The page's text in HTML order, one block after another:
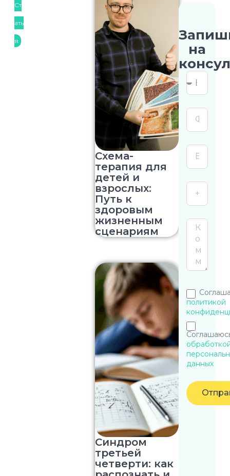
Ст
ать
я
Схема-
терапия для
детей и
взрослых:
Путь к
здоровым
жизненным
сценариям
Синдром
третьей
четверти: как
на
политикой
данных